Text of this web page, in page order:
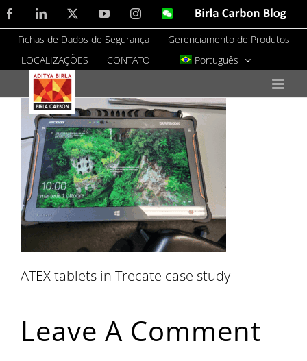
Skip
to
content
FacebookLinkedIn YouTubeInstagramWeChatBirla
Blog
Fichas de Dados de Segurança
Gerenciamento de Produtos
LOCALIZAÇÕES
CONTATO Português
ATEX tablets in Trecate case study
Leave A Comment